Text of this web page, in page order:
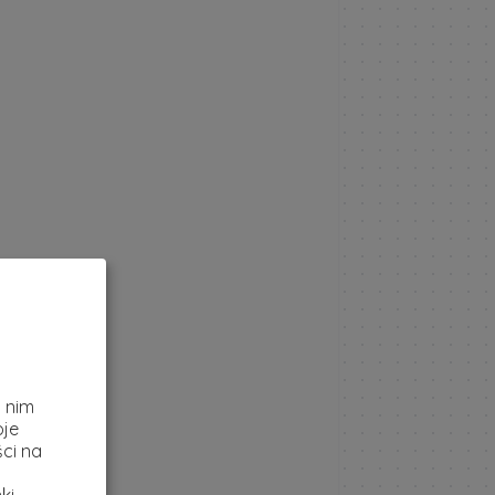
na